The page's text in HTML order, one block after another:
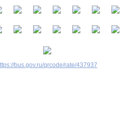
bus.gov.ru/qrcode/rate/437937